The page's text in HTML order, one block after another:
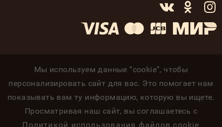
Мы используем данные “cookie”, чтобы
персонализировать сайт для вас. Это помогает нам
показывать вам ту информацию, которую вы ищете.
Просматривая наш сайт, вы соглашаетесь с
Политикой использования файлов cookie